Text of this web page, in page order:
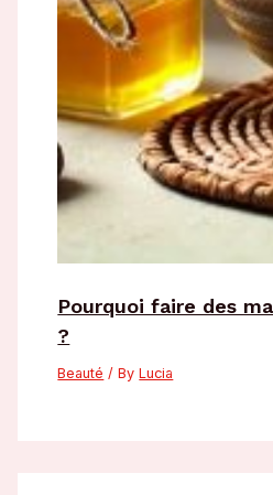
Pourquoi faire des
?
Beauté / ByLucia